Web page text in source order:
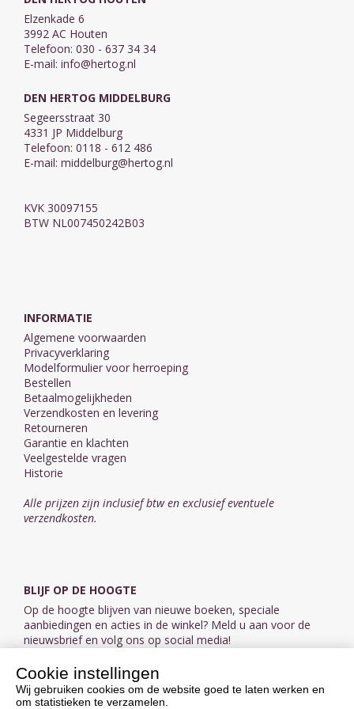
Elzenkade 6
3992 AC Houten
Telefoon: 030 - 637 34 34
E-mail: info@hertog.nl
DEN HERTOG MIDDELBURG
Segeersstraat 30
4331 JP Middelburg
Telefoon: 0118 - 612 486
E-mail: middelburg@hertog.nl
KVK 30097155
BTW NL007450242B03
INFORMATIE
Algemene voorwaarden
Privacyverklaring
Modelformulier voor herroeping
Bestellen
Betaalmogelijkheden
Verzendkosten en levering
Retourneren
Garantie en klachten
Veelgestelde vragen
Historie
Alle prijzen zijn inclusief btw en exclusief eventuele
verzendkosten.
BLIJF OP DE HOOGTE
Op de hoogte blijven van nieuwe boeken, speciale
aanbiedingen en acties in de winkel? Meld u aan voor de
nieuwsbrief en volg ons op social media!
Aanmelden nieuwsbrief
Cookie instellingen
Wij gebruiken cookies om de website goed te laten werken en
om statistieken te verzamelen.